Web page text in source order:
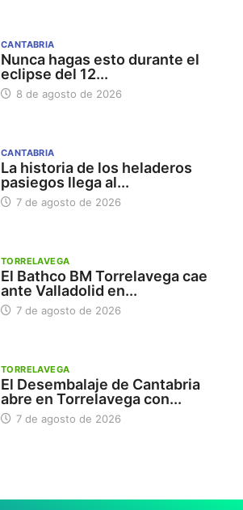
CANTABRIA
Nunca hagas esto durante el
eclipse del 12...
8 de agosto de 2026
CANTABRIA
La historia de los heladeros
pasiegos llega al...
7 de agosto de 2026
TORRELAVEGA
El Bathco BM Torrelavega cae
ante Valladolid en...
7 de agosto de 2026
TORRELAVEGA
El Desembalaje de Cantabria
abre en Torrelavega con...
7 de agosto de 2026